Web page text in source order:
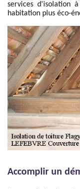
services d'isolation
habitation plus éco-
Accomplir un